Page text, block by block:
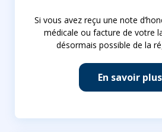
Si vous avez reçu une note
médicale ou facture de votre
désormais possible de la
En savoir plus